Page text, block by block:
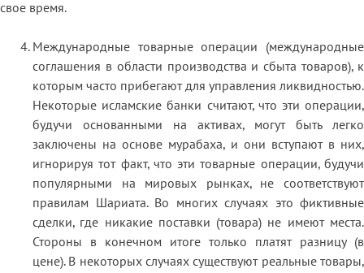
свое время.
Международные товарные операции (международные
соглашения в области производства и сбыта товаров), к
которым часто прибегают для управления ликвидностью.
Некоторые исламские банки считают, что эти операции,
будучи основанными на активах, могут быть легко
заключены на основе мурабаха, и они вступают в них,
игнорируя тот факт, что эти товарные операции, будучи
популярными на мировых рынках, не соответствуют
правилам Шариата. Во многих случаях это фиктивные
сделки, где никакие поставки (товара) не имеют места.
Стороны в конечном итоге только платят разницу (в
цене). В некоторых случаях существуют реальные товары,